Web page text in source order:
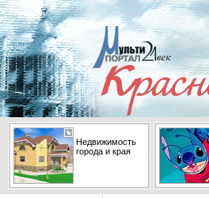
Недвижимость
города и края